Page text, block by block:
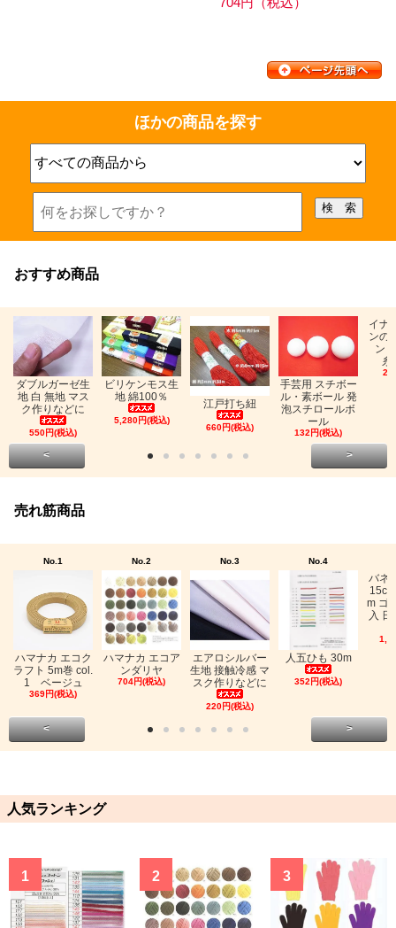
ほかの商品を探す
おすすめ商品
ダブルガーゼ生
地 白 無地 マス
ク作りなどに
550円(税込)
ビリケンモス生
地 綿100％
5,280円(税込)
江戸打ち紐
660円(税込)
手芸用 スチボー
ル・素ボール 発
泡スチロールボ
ール
132円(税込)
イナ
ンの
ン
糸
< >
売れ筋商品
No.1
ハマナカ エコク
ラフト 5m巻 col.
1 ベージュ
369円(税込)
No.2
ハマナカ エコア
ンダリヤ
704円(税込)
No.3
エアロシルバー
生地 接触冷感 マ
スク作りなどに
220円(税込)
No.4
人五ひも 30m
352円(税込)
バネ
m ゴ
入
< >
人気ランキング
1 2 3